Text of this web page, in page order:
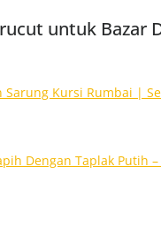
untuk Bazar
Sarung Kursi Rumbai |
Dengan Taplak Putih